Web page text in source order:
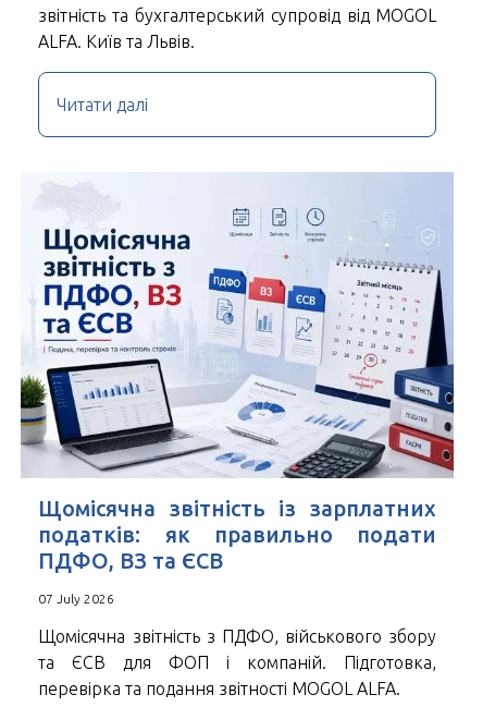
звітність та бухгалтерський супровід від MOGOL
ALFA. Київ та Львів.
Читати далі
Щомісячна звітність із зарплатних
податків: як правильно подати
ПДФО, ВЗ та ЄСВ
07 July 2026
Щомісячна звітність з ПДФО, військового збору
та ЄСВ для ФОП і компаній. Підготовка,
перевірка та подання звітності MOGOL ALFA.